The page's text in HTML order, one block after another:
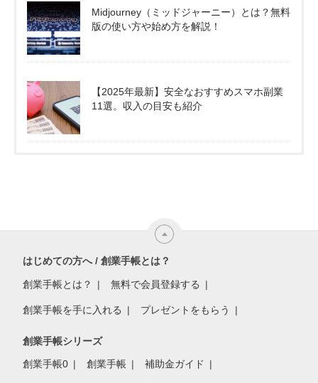
Midjourney（ミッドジャーニー）とは？無料
版の使い方や始め方を解説！
【2025年最新】安全なおすすめスマホ副業
11選。収入の目安も紹介
はじめての方へ / 創業手帳とは？
創業手帳とは？ 無料で会員登録する
創業手帳を手に入れる プレゼントをもらう
創業手帳シリーズ
創業手帳0 創業手帳 補助金ガイド